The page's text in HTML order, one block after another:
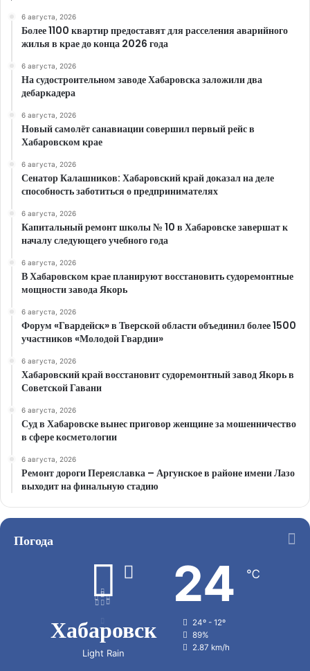
6 августа, 2026
Более 1100 квартир предоставят для расселения аварийного
жилья в крае до конца 2026 года
6 августа, 2026
На судостроительном заводе Хабаровска заложили два
дебаркадера
6 августа, 2026
Новый самолёт санавиации совершил первый рейс в
Хабаровском крае
6 августа, 2026
Сенатор Калашников: Хабаровский край доказал на деле
способность заботиться о предпринимателях
6 августа, 2026
Капитальный ремонт школы № 10 в Хабаровске завершат к
началу следующего учебного года
6 августа, 2026
В Хабаровском крае планируют восстановить судоремонтные
мощности завода Якорь
6 августа, 2026
Форум «Гвардейск» в Тверской области объединил более 1500
участников «Молодой Гвардии»
6 августа, 2026
Хабаровский край восстановит судоремонтный завод Якорь в
Советской Гавани
6 августа, 2026
Суд в Хабаровске вынес приговор женщине за мошенничество
в сфере косметологии
6 августа, 2026
Ремонт дороги Переяславка – Аргунское в районе имени Лазо
выходит на финальную стадию
Погода
Хабаровск
Light Rain
24 ℃
24º - 12º
89%
2.87 km/h